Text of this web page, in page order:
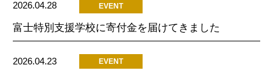
2026.04.28 EVENT
富士特別支援学校に寄付金を届けてきました
2026.04.23 EVENT